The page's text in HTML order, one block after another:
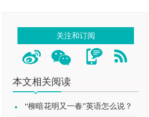
关注和订阅
本文相关阅读
“柳暗花明又一春”英语怎么说？